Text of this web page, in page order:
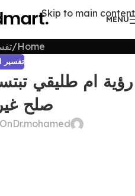
Skip to main content
MENU
Home
تفسير
رؤية ام طليقي
صلح
Dr.mohamedOn فبراير 24, 2026